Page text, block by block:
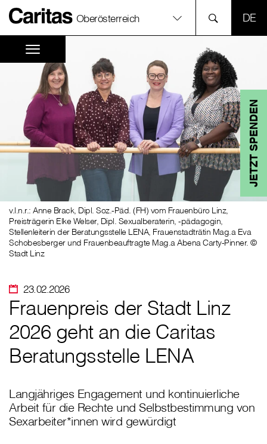
Oberösterreich
JETZT SPENDEN
23.02.2026
v.l.n.r.: Anne Brack, Dipl. Soz.-Päd. (FH) vom Frauenbüro Linz,
Preisträgerin Elke Welser, Dipl. Sexualberaterin, -pädagogin,
Stellenleiterin der Beratungsstelle LENA, Frauenstadträtin Mag.a Eva
Schobesberger und Frauenbeauftragte Mag.a Abena Carty-Pinner. ©
Stadt Linz
Frauenpreis der Stadt Linz
2026 geht an die Caritas
Beratungsstelle LENA
Langjähriges Engagement und kontinuierliche
Arbeit für die Rechte und Selbstbestimmung von
Sexarbeiter*innen wird gewürdigt